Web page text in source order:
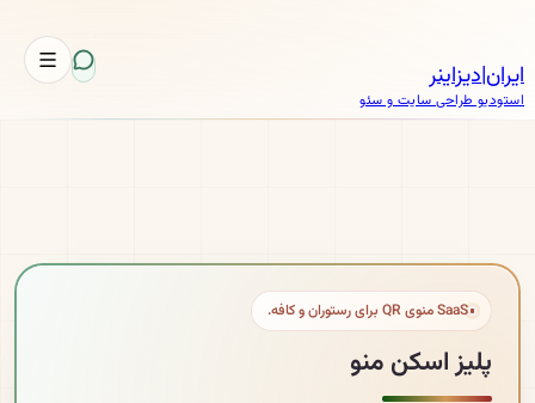
ایران|دیزاینر
استودیو طراحی سایت و سئو
SaaS منوی QR برای رستوران و کافه.
پلیز اسکن منو